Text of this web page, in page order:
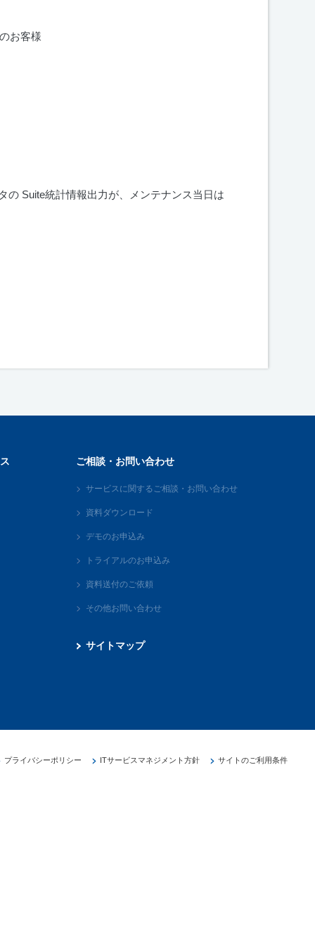
お客様
のSuite統計情報出力が、メンテナンス当日は
ご相談・お問い合わせ
サービスに関するご相談・お問い合わせ
資料ダウンロード
デモのお申込み
トライアルのお申込み
資料送付のご依頼
その他お問い合わせ
サイトマップ
プライバシーポリシー ITサービスマネジメント方針 サイトのご利用条件